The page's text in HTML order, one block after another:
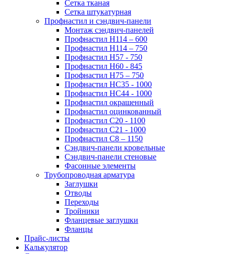
Сетка тканая
Сетка штукатурная
Профнастил и сэндвич-панели
Монтаж сэндвич-панелей
Профнастил Н114 – 600
Профнастил Н114 – 750
Профнастил Н57 - 750
Профнастил Н60 - 845
Профнастил Н75 – 750
Профнастил НС35 - 1000
Профнастил НС44 - 1000
Профнастил окрашенный
Профнастил оцинкованный
Профнастил С20 - 1100
Профнастил С21 - 1000
Профнастил С8 – 1150
Сэндвич-панели кровельные
Сэндвич-панели стеновые
Фасонные элементы
Трубопроводная арматура
Заглушки
Отводы
Переходы
Тройники
Фланцевые заглушки
Фланцы
Прайс-листы
Калькулятор